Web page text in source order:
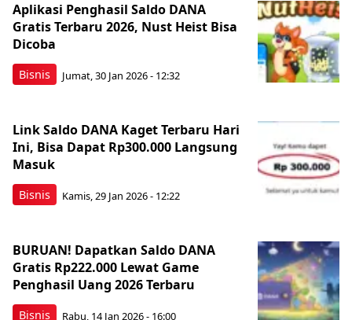
Bisnis
Aplikasi Penghasil Saldo DANA
Gratis Terbaru 2026, Nust Heist Bisa
Dicoba
Jumat, 30 Jan 2026 - 12:32
Bisnis
Link Saldo DANA Kaget Terbaru Hari
Ini, Bisa Dapat Rp300.000 Langsung
Masuk
Kamis, 29 Jan 2026 - 12:22
Bisnis
BURUAN! Dapatkan Saldo DANA
Gratis Rp222.000 Lewat Game
Penghasil Uang 2026 Terbaru
Rabu, 14 Jan 2026 - 16:00